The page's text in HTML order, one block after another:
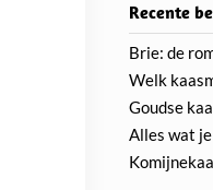
Recente
Brie: de
Welk
Goudse
Alles wat